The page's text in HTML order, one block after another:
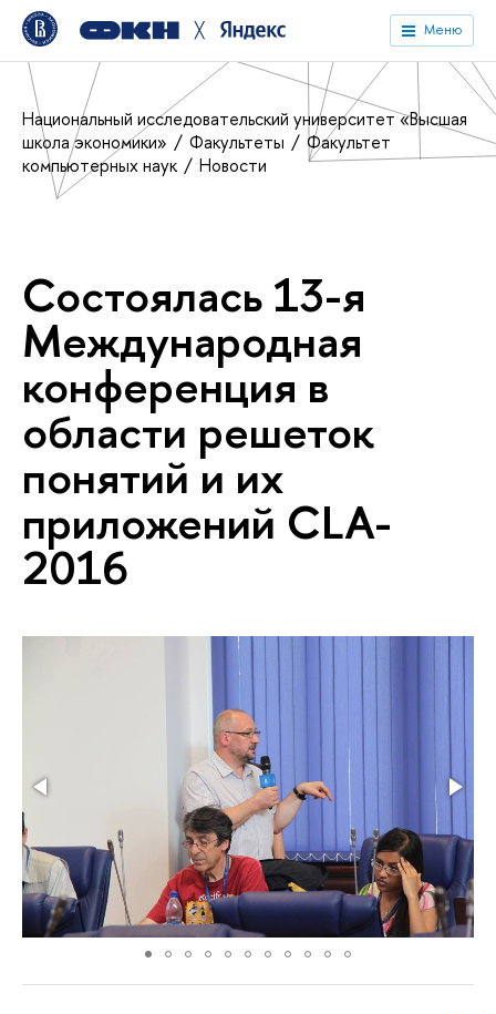
╳ Меню
Национальный исследовательский университет «Высшая
школа экономики»
Факультеты
Факультет
компьютерных наук
Новости
Состоялась 13-я
Международная
конференция в
области решеток
понятий и их
приложений CLA-
2016